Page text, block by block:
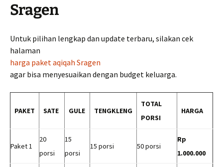
Sragen
Untuk pilihan lengkap dan update terbaru, silakan cek
halaman
harga paket aqiqah Sragen
agar bisa menyesuaikan dengan budget keluarga.
PAKET SATE GULE TENGKLENG
TOTAL
PORSI
HARGA
Paket 1
20
porsi
15
porsi
15 porsi 50 porsi
Rp
1.000.000